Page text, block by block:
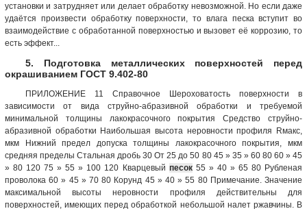
установки и затрудняет или делает обработку невозможной. Но если даже
удаётся произвести обработку поверхности, то влага песка вступит во
взаимодействие с обработанной поверхностью и вызовет её коррозию, то
есть эффект...
5. Подготовка металлических поверхностей перед
окрашиванием ГОСТ 9.402-80
ПРИЛОЖЕНИЕ 11 Справочное Шероховатость поверхности в
зависимости от вида струйно-абразивной обработки и требуемой
минимальной толщины лакокрасочного покрытия Средство струйно-
абразивной обработки Наибольшая высота неровности профиля Rмакс,
мкм Нижний предел допуска толщины лакокрасочного покрытия, мкм
средняя пределы Стальная дробь 30 От 25 до 50 80 45 » 35 » 60 80 60 » 45
» 80 120 75 » 55 » 100 120 Кварцевый песок55 » 40 » 65 80 Рубленая
проволока 60 » 45 » 70 80 Корунд 45 » 40 » 55 80 Примечание. Значение
максимальной высоты неровности профиля действительны для
поверхностей, имеющих перед обработкой небольшой налет ржавчины. В